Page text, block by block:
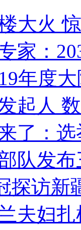
大火
家：
年度
起人
了：
队发
探访新
夫妇